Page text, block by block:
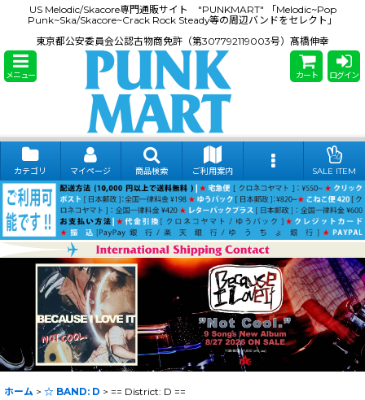
US Melodic/Skacore専門通販サイト "PUNKMART" 「Melodic~Pop
Punk~Ska/Skacore~Crack Rock Steady等の周辺バンドをセレクト」
東京都公安委員会公認古物商免許（第307792119003号）髙橋伸幸
メニュー カート ログイン
カテゴリ マイページ 商品検索 ご利用案内 SALE ITEM
ホーム > ☆ BAND: D > == District: D ==